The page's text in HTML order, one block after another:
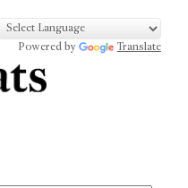
Powered by Translate